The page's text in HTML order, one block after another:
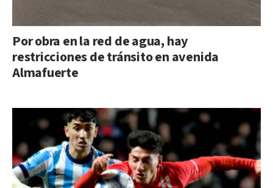
Por obra en la red de agua, hay
restricciones de tránsito en avenida
Almafuerte